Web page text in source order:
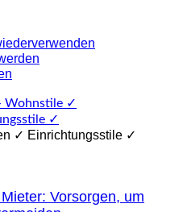
✓ Einrichtungsstile ✓